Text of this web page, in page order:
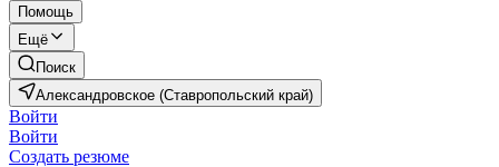
Помощь
Ещё
Поиск
Александровское (Ставропольский край)
Войти
Войти
Создать резюме